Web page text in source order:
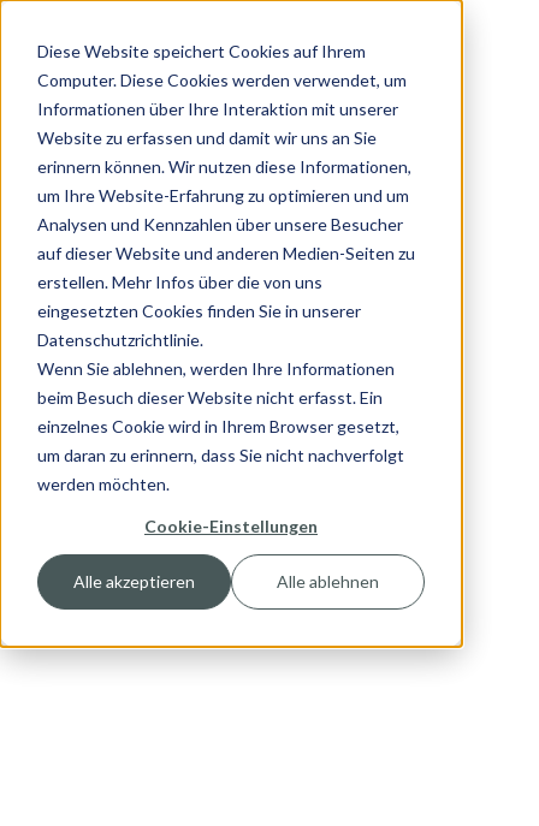
Diese Website speichert Cookies auf Ihrem
Computer. Diese Cookies werden verwendet, um
Informationen über Ihre Interaktion mit unserer
Website zu erfassen und damit wir uns an Sie
erinnern können. Wir nutzen diese Informationen,
um Ihre Website-Erfahrung zu optimieren und um
Analysen und Kennzahlen über unsere Besucher
auf dieser Website und anderen Medien-Seiten zu
erstellen. Mehr Infos über die von uns
eingesetzten Cookies finden Sie in unserer
Datenschutzrichtlinie.
Wenn Sie ablehnen, werden Ihre Informationen
beim Besuch dieser Website nicht erfasst. Ein
einzelnes Cookie wird in Ihrem Browser gesetzt,
um daran zu erinnern, dass Sie nicht nachverfolgt
werden möchten.
Cookie-Einstellungen
Alle akzeptieren Alle ablehnen